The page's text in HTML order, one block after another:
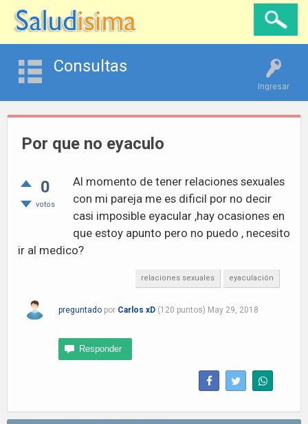
Ingresar
Consultas
Por que no eyaculo
0
votos
Al momento de tener relaciones sexuales
con mi pareja me es dificil por no decir
casi imposible eyacular ,hay ocasiones en
que estoy apunto pero no puedo , necesito
ir al medico?
relaciones sexuales eyaculación
preguntado por Carlos xD (120 puntos) May 29, 2018